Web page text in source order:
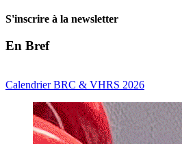
S'inscrire à la newsletter
En Bref
Calendrier BRC & VHRS 2026